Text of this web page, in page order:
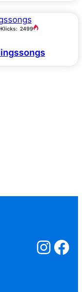
Klicks: 2499
Salzstreuner